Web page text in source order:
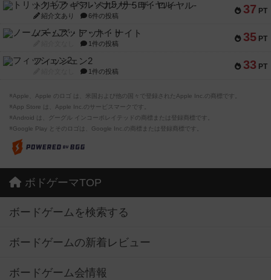
37 PT
トリックギア - ペルソナ5 ザ・ロイヤル-
紹介文あり 6件の投稿
35 PT
ノームズ・アット・ナイト
1件の投稿
33 PT
フィッシェン2
1件の投稿
※Apple、Apple のロゴ は、米国および他の国々で登録されたApple Inc.の商標です。
※App Store は、Apple Inc.のサービスマークです。
※Android は、グーグル インコーポレイテッドの商標または登録商標です。
※Google Play とそのロゴは、Google Inc.の商標または登録商標です。
ボドゲーマTOP
ボードゲームを検索する
ボードゲームの新着レビュー
ボードゲーム会情報